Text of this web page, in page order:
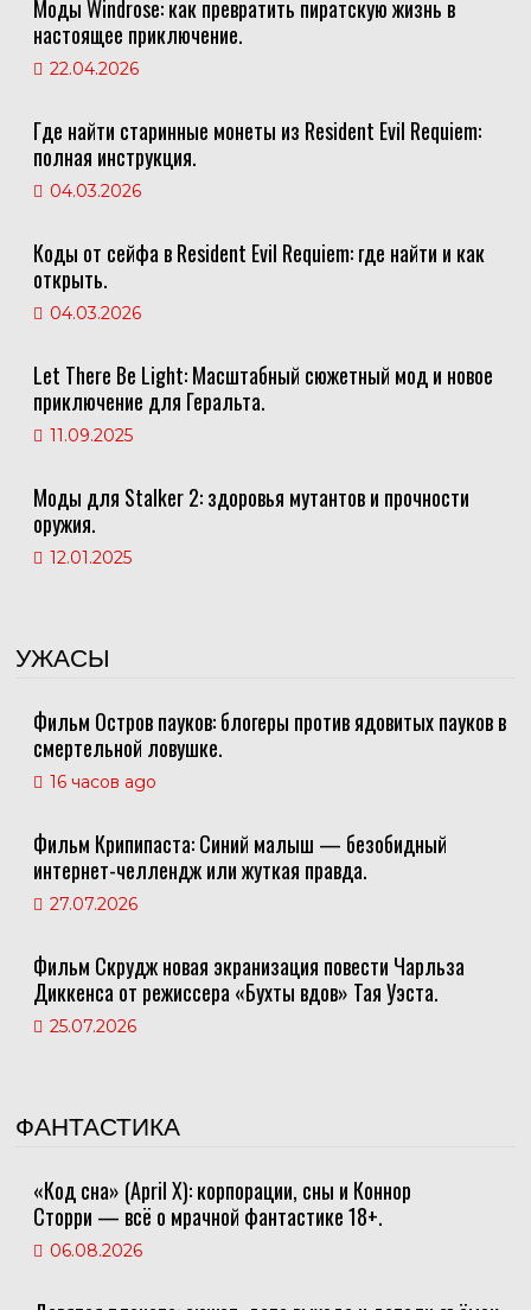
Моды Windrose: как превратить пиратскую жизнь в
настоящее приключение.
22.04.2026
Где найти старинные монеты из Resident Evil Requiem:
полная инструкция.
04.03.2026
Коды от сейфа в Resident Evil Requiem: где найти и как
открыть.
04.03.2026
Let There Be Light: Масштабный сюжетный мод и новое
приключение для Геральта.
11.09.2025
Моды для Stalker 2: здоровья мутантов и прочности
оружия.
12.01.2025
УЖАСЫ
Фильм Остров пауков: блогеры против ядовитых пауков в
смертельной ловушке.
16 часов ago
Фильм Крипипаста: Синий малыш — безобидный
интернет-челлендж или жуткая правда.
27.07.2026
Фильм Скрудж новая экранизация повести Чарльза
Диккенса от режиссера «Бухты вдов» Тая Уэста.
25.07.2026
ФАНТАСТИКА
«Код сна» (April X): корпорации, сны и Коннор
Сторри — всё о мрачной фантастике 18+.
06.08.2026